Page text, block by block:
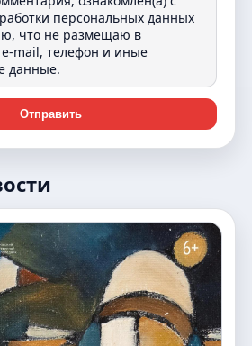
персональных данных
что не размещаю в
mail, телефон и иные
данные.
Отправить